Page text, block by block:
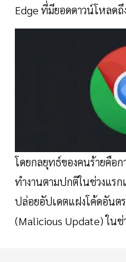
Edge ที่มียอดดาวน์โหลดถึ
โดยกลยุทธ์ของคนร้ายคือ
ทำงานตามปกติในช่วงแร
ปล่อยอัปเดตแฝงโค้ดอันต
(Malicious Update) ในช่